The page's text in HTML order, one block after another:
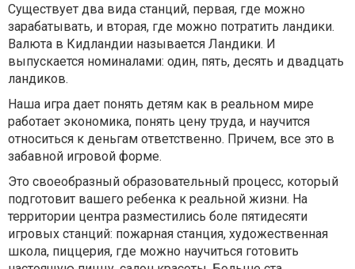
Существует два вида станций, первая, где можно
зарабатывать, и вторая, где можно потратить ландики.
Валюта в Кидландии называется Ландики. И
выпускается номиналами: один, пять, десять и двадцать
ландиков.
Наша игра дает понять детям как в реальном мире
работает экономика, понять цену труда, и научится
относиться к деньгам ответственно. Причем, все это в
забавной игровой форме.
Это своеобразный образовательный процесс, который
подготовит вашего ребенка к реальной жизни. На
территории центра разместились боле пятидесяти
игровых станций: пожарная станция, художественная
школа, пиццерия, где можно научиться готовить